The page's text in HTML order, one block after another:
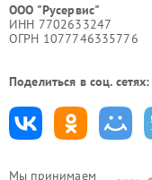
Мы принимаем
ООО "Русервис"
ИНН 7702633247
ОГРН 1077746335776
Поделиться в соц. сетях: